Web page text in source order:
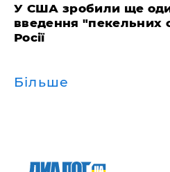
​У США зробили ще
введення "пекельних
Росії
Більше